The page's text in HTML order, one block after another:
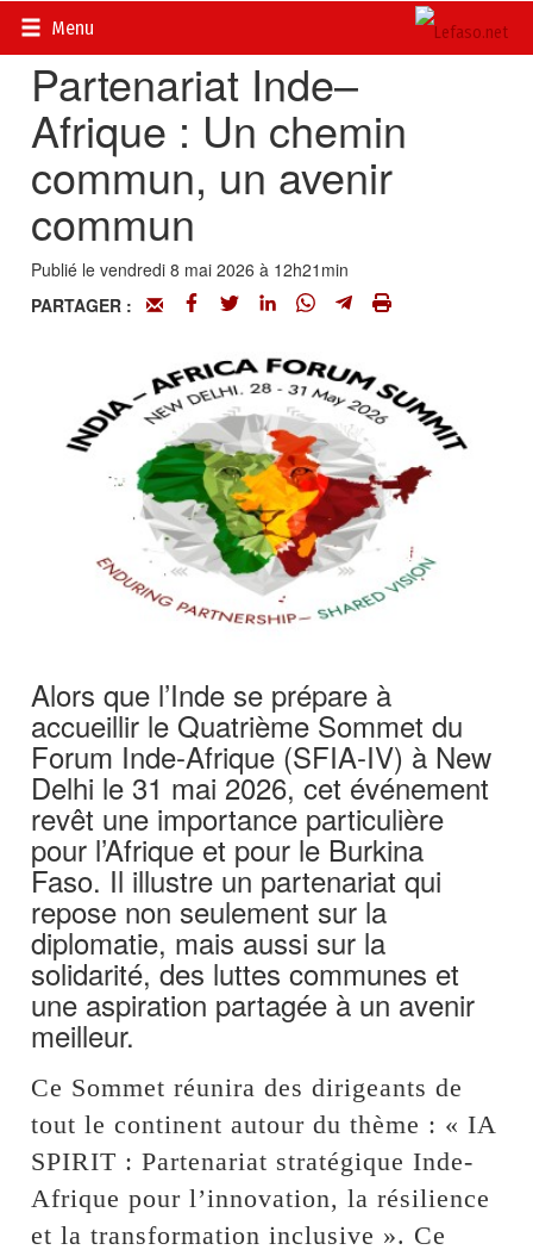
Menu
Accueil>
Partenariat Inde–
Afrique : Un chemin
commun, un avenir
commun
Publié le vendredi 8 mai 2026 à 12h21min
PARTAGER :
Alors que l’Inde se prépare à
accueillir le Quatrième Sommet du
Forum Inde-Afrique (SFIA-IV) à New
Delhi le 31 mai 2026, cet événement
revêt une importance particulière
pour l’Afrique et pour le Burkina
Faso. Il illustre un partenariat qui
repose non seulement sur la
diplomatie, mais aussi sur la
solidarité, des luttes communes et
une aspiration partagée à un avenir
meilleur.
Ce Sommet réunira des dirigeants de
tout le continent autour du thème : « IA
SPIRIT : Partenariat stratégique Inde-
Afrique pour l’innovation, la résilience
et la transformation inclusive ». Ce